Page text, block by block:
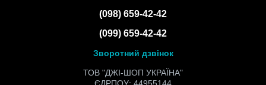
(098) 659-42-42
(099) 659-42-42
Зворотний дзвінок
ТОВ "ДЖІ-ШОП УКРАЇНА"